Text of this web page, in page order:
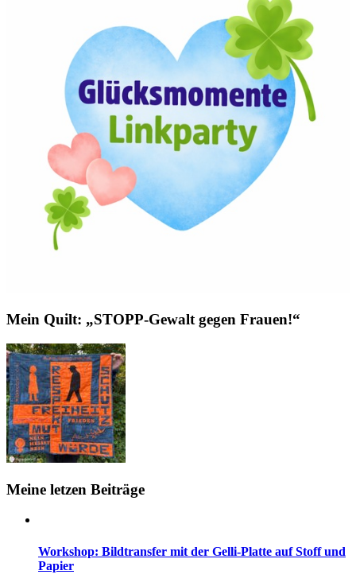
Mein Quilt: „STOPP-Gewalt gegen Frauen!“
Meine letzen Beiträge
Workshop: Bildtransfer mit der Gelli-Platte auf Stoff und
Papier